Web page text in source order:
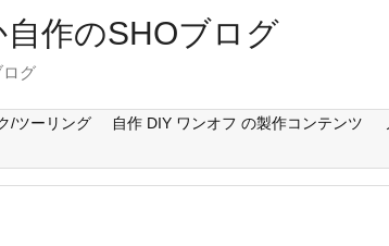
作のSHOブログ
グ
/ツーリング 自作 DIY ワンオフ の製作コンテンツ